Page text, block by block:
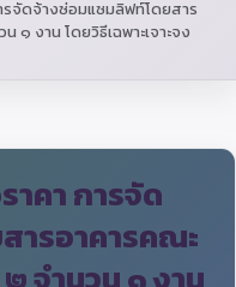
รจัดจ้างซ่อมแซมลิฟท์โดยสาร
๑ งาน โดยวิธีเฉพาะเจาะจง
าคา การจัด
ารอาคารคณะ